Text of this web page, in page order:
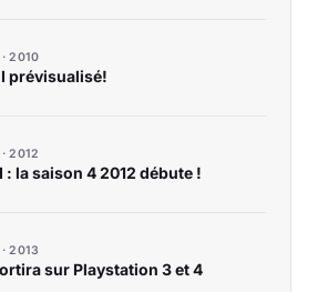
2010
prévisualisé!
2012
: la saison 4 2012 débute !
2013
sur Playstation 3 et 4